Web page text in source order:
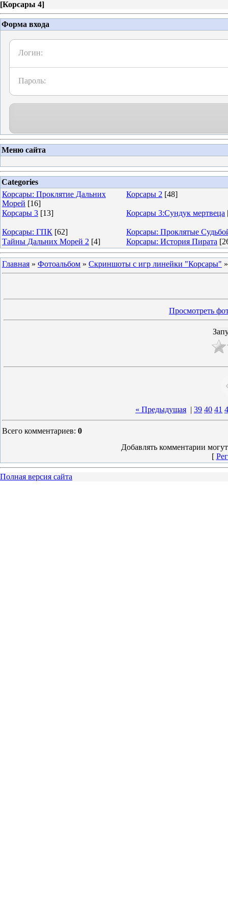
[Корсары 4]
Форма входа
Логин:
Пароль:
Меню сайта
Categories
Корсары: Проклятие Дальних
Морей [16]
Корсары 2 [48]
Корсары 3 [13] Корсары 3:Сундук мертвеца
Корсары: ГПК [62]
Корсары: Проклятые
Тайны Дальних Морей 2 [4] Корсары: История Пирата
Главная » Фотоальбом » Скриншоты с игр линейки "Корсары"
Просмотреть
« Предыдущая | 39 40 41
Всего комментариев: 0
Добавлять комментарии
[
Полная версия сайта